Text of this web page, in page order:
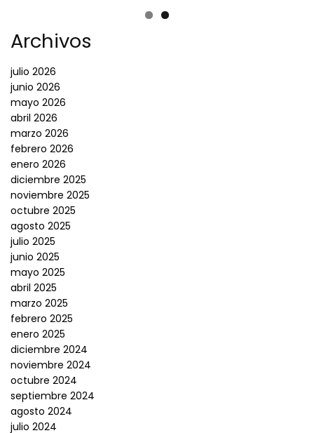
Archivos
julio 2026
junio 2026
mayo 2026
abril 2026
marzo 2026
febrero 2026
enero 2026
diciembre 2025
noviembre 2025
octubre 2025
agosto 2025
julio 2025
junio 2025
mayo 2025
abril 2025
marzo 2025
febrero 2025
enero 2025
diciembre 2024
noviembre 2024
octubre 2024
septiembre 2024
agosto 2024
julio 2024